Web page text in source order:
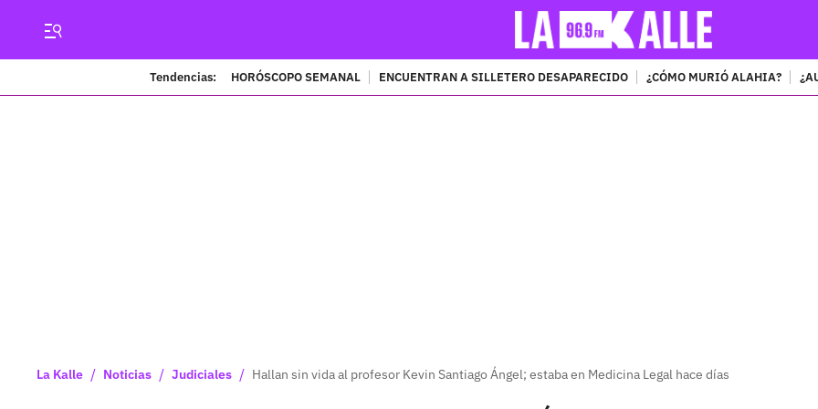
Tendencias: HORÓSCOPO SEMANAL ENCUENTRAN A SILLETERO DESAPARECIDO ¿CÓMO MURIÓ ALAHIA?
La Kalle / Noticias / Judiciales / Hallan sin vida al profesor Kevin Santiago Ángel; estaba en Medicina Legal hace días